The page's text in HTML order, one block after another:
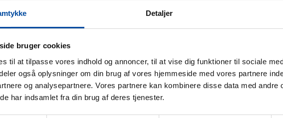
Detaljer
bruger cookies
til at tilpasse vores indhold og annoncer, til at vise dig funktioner til sociale
også oplysninger om din brug af vores hjemmeside med vores partnere
og analysepartnere. Vores partnere kan kombinere disse data med andre
har indsamlet fra din brug af deres tjenester.